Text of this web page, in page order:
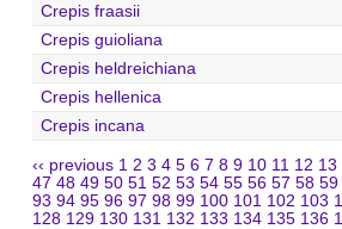
Crepis fraasii
Crepis guioliana
Crepis heldreichiana
Crepis hellenica
Crepis incana
‹‹ previous 1 2 3 4 5 6 7 8 9 10 11 12 13
47 48 49 50 51 52 53 54 55 56 57 58 59
93 94 95 96 97 98 99 100 101 102 103
128 129 130 131 132 133 134 135 136